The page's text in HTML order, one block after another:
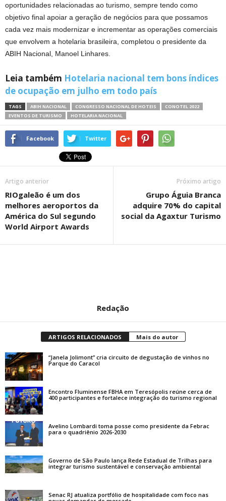
oportunidades relacionadas ao turismo, sempre tendo como
objetivo final apoiar a geração de negócios para que possamos
cada vez mais modernizar e incrementar as operações comerciais
que envolvem a hotelaria brasileira, completou o presidente da
ABIH Nacional, Manoel Linhares.
Leia também Hotelaria nacional tem bons índices
de ocupação em julho em todo país
TAGS ABIH NACIONAL CONGRESSO NACIONAL DE HOTEIS
CONOTEL 2022
EVENTOS DE TURISMO
HOTELARIA NACIONAL
Facebook Twitter
Artigo anterior
RIOgaleão é um dos
melhores aeroportos da
América do Sul segundo
World Airport Awards
Próximo artigo
Grupo Águia Branca
adquire 70% do capital
social da Agaxtur Turismo
Redação
ARTIGOS RELACIONADOS Mais do autor
“Janela Jolimont” cria circuito de degustação de vinhos no
Parque do Caracol
Encontro Fluminense FBHA em Teresópolis reúne cerca de
400 participantes e fortalece integração do turismo regional
Avelino Lombardi toma posse como presidente da Febrac
para o quadriênio 2026-2030
Governo de São Paulo lança Rede Estadual de Trilhas para
integrar turismo sustentável e conservação ambiental
Senac RJ atualiza portfólio de hospitalidade com foco nas